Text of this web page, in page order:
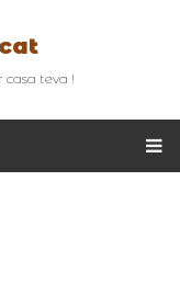
casa teva !